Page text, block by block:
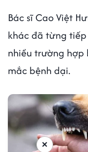
Bác sĩ Cao Việt
khác đã từng
nhiều trường hợp
mắc bệnh dại.
×